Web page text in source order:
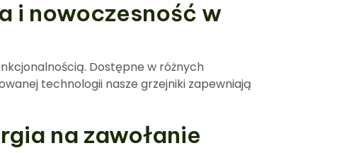
i nowoczesność w
Dostępne w różnych
technologii nasze grzejniki zapewniają
na zawołanie